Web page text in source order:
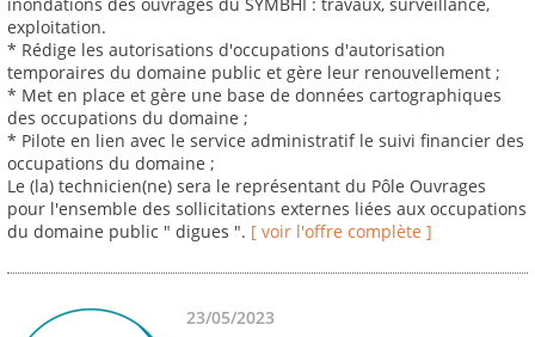
exploitation.
* Rédige les autorisations d'occupations d'autorisation
temporaires du domaine public et gère leur renouvellement ;
* Met en place et gère une base de données cartographiques
des occupations du domaine ;
* Pilote en lien avec le service administratif le suivi financier des
occupations du domaine ;
Le (la) technicien(ne) sera le représentant du Pôle Ouvrages
pour l'ensemble des sollicitations externes liées aux occupations
du domaine public " digues ". [ voir l'offre complète ]
23/05/2023